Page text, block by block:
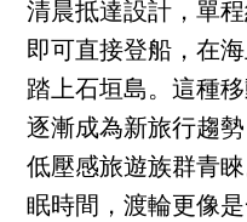
清晨抵達設計，單
即可直接登船，在
踏上石垣島。這種
逐漸成為新旅行趨
低壓感旅遊族群青
眠時間，渡輪更像